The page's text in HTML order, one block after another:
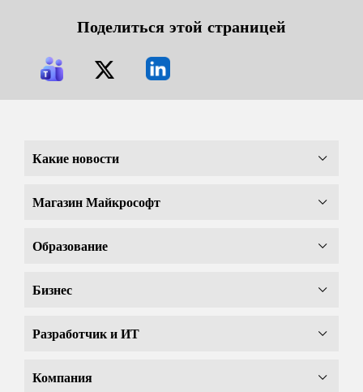
Поделиться этой страницей
Какие новости
Магазин Майкрософт
Образование
Бизнес
Разработчик и ИТ
Компания